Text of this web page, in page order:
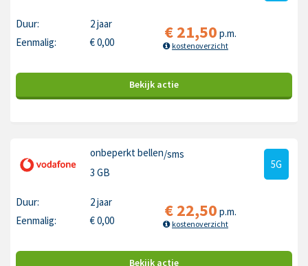
Duur:
2 jaar
Eenmalig:
€0,00 €21,50 p.m.
kostenoverzicht
Bekijk actie
onbeperkt bellen/sms
3 GB
5G
Duur:
2 jaar
Eenmalig:
€0,00 €22,50 p.m.
kostenoverzicht
Bekijk actie